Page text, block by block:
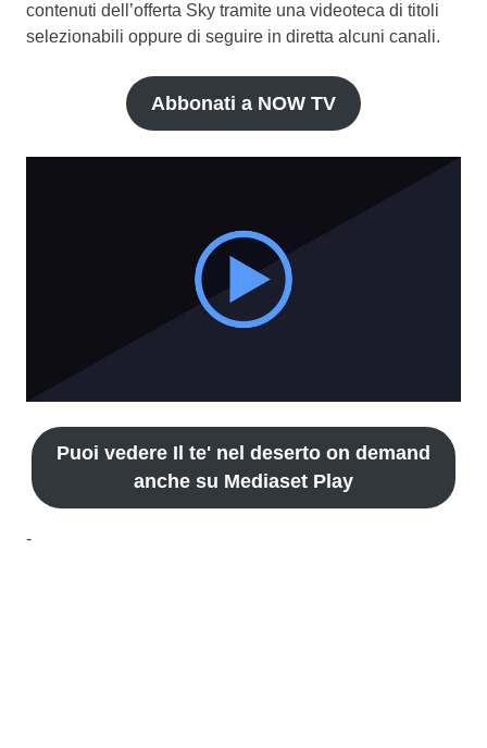
contenuti dell’offerta Sky tramite una videoteca di titoli
selezionabili oppure di seguire in diretta alcuni canali.
Abbonati a NOW TV
Puoi vedere Il te' nel deserto on demand
anche su Mediaset Play
-